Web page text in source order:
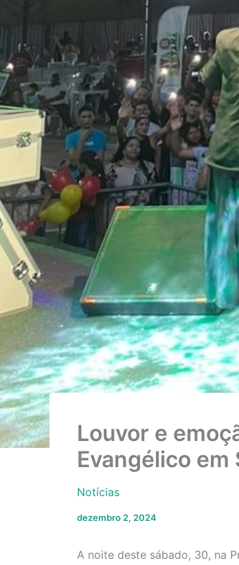
Louvor e
Evangélico em
Notícias
dezembro 2, 2024
A noite deste sábado, 30, na